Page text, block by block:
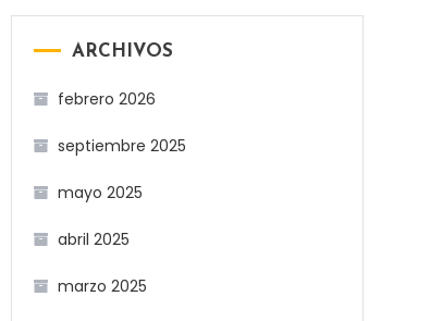
ARCHIVOS
febrero 2026
septiembre 2025
mayo 2025
abril 2025
marzo 2025